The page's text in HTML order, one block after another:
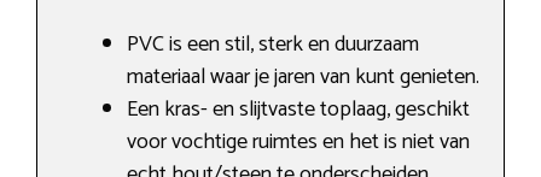
PVC is een stil, sterk en duurzaam
materiaal waar je jaren van kunt genieten.
Een kras- en slijtvaste toplaag, geschikt
voor vochtige ruimtes en het is niet van